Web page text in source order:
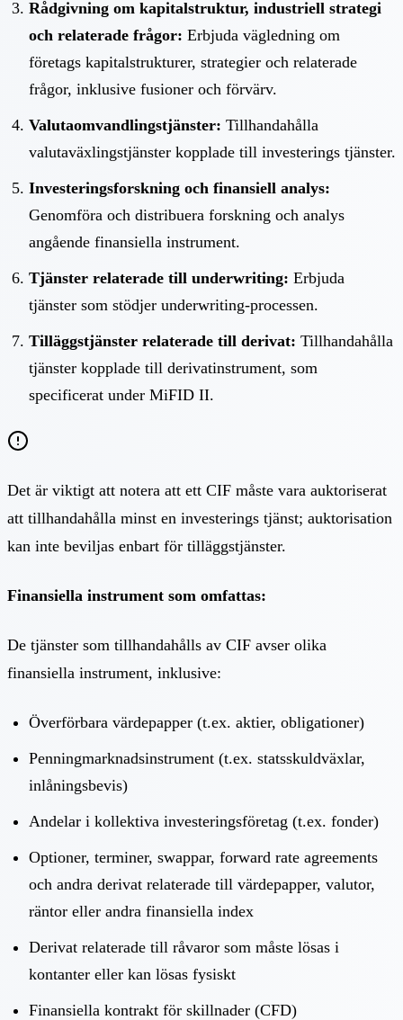
Rådgivning om kapitalstruktur, industriell strategi
och relaterade frågor: Erbjuda vägledning om
företags kapitalstrukturer, strategier och relaterade
frågor, inklusive fusioner och förvärv.
Valutaomvandlingstjänster: Tillhandahålla
valutaväxlingstjänster kopplade till investerings tjänster.
Investeringsforskning och finansiell analys:
Genomföra och distribuera forskning och analys
angående finansiella instrument.
Tjänster relaterade till underwriting: Erbjuda
tjänster som stödjer underwriting-processen.
Tilläggstjänster relaterade till derivat: Tillhandahålla
tjänster kopplade till derivatinstrument, som
specificerat under MiFID II.
Det är viktigt att notera att ett CIF måste vara auktoriserat
att tillhandahålla minst en investerings tjänst; auktorisation
kan inte beviljas enbart för tilläggstjänster.
Finansiella instrument som omfattas:
De tjänster som tillhandahålls av CIF avser olika
finansiella instrument, inklusive:
Överförbara värdepapper (t.ex. aktier, obligationer)
Penningmarknadsinstrument (t.ex. statsskuldväxlar,
inlåningsbevis)
Andelar i kollektiva investeringsföretag (t.ex. fonder)
Optioner, terminer, swappar, forward rate agreements
och andra derivat relaterade till värdepapper, valutor,
räntor eller andra finansiella index
Derivat relaterade till råvaror som måste lösas i
kontanter eller kan lösas fysiskt
Finansiella kontrakt för skillnader (CFD)